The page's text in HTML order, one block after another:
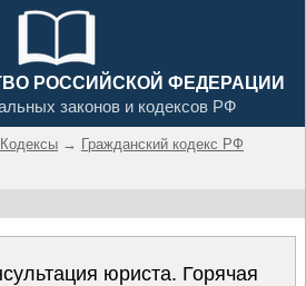
РОССИЙСКОЙ ФЕДЕРАЦИИ
законов и кодексов РФ
Кодексы → Гражданский кодекс РФ
юриста. Горячая